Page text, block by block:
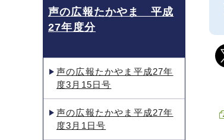
声の広報たかやま 平成
27年度分
声の広報たかやま平成27年
度3月15日号
声の広報たかやま平成27年
度3月1日号